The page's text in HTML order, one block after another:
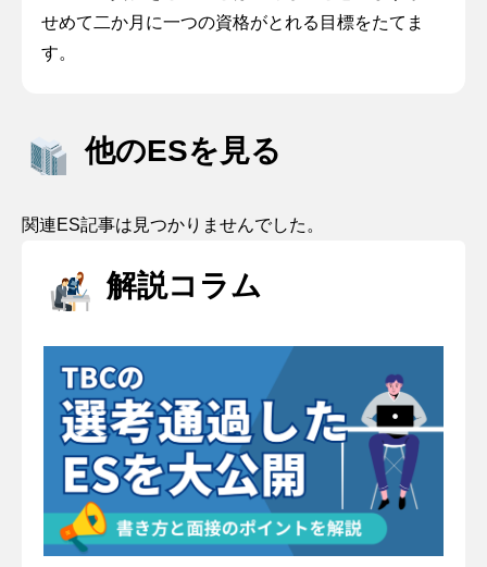
せめて二か月に一つの資格がとれる目標をたてま
す。
他のESを見る
関連ES記事は見つかりませんでした。
解説コラム